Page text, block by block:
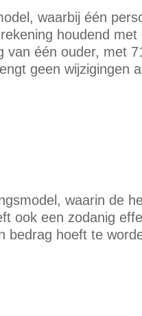
waarbij één
houdend
één ouder, met
geen wijzigingen
waarin de
ook een zodanig
bedrag hoeft te